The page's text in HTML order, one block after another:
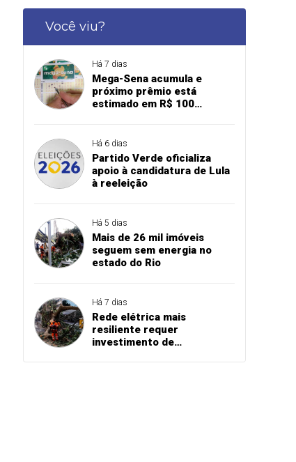
Você viu?
Há 7 dias
Mega-Sena acumula e
próximo prêmio está
estimado em R$ 100
Há 6 dias
Partido Verde oficializa
apoio à candidatura de Lula
à reeleição
Há 5 dias
Mais de 26 mil imóveis
seguem sem energia no
estado do Rio
Há 7 dias
Rede elétrica mais
resiliente requer
investimento de